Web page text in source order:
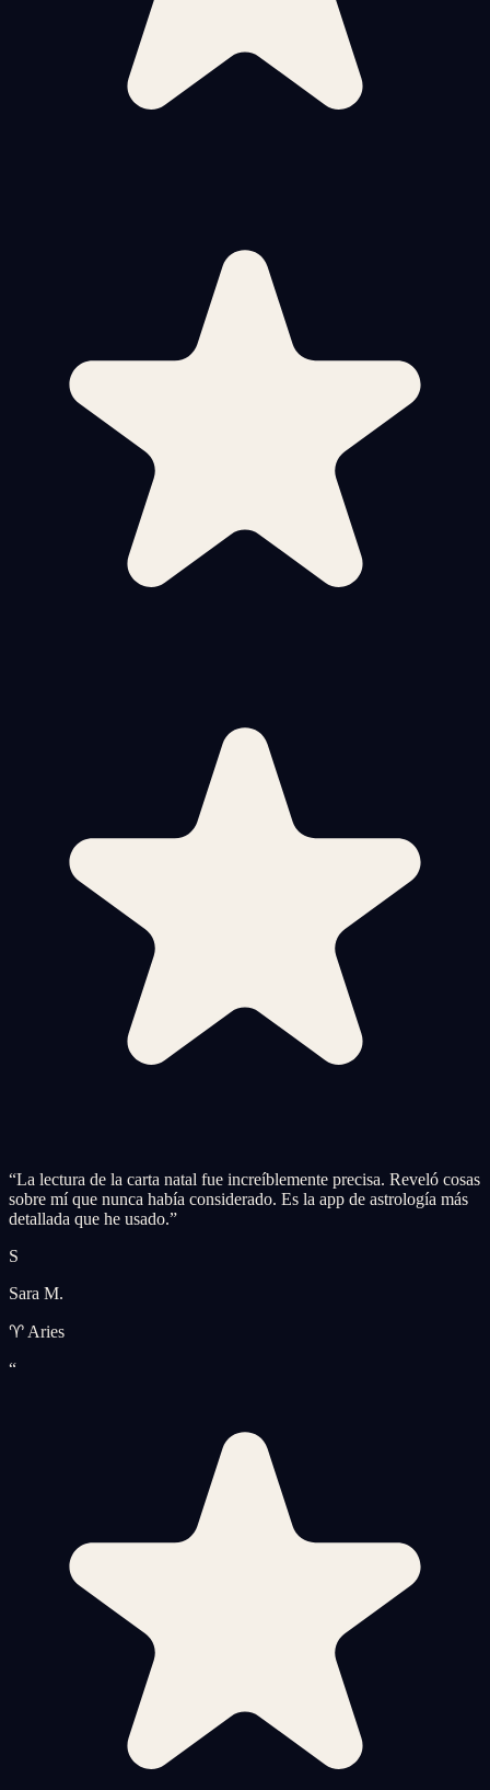
“La lectura de la carta natal fue increíblemente precisa. Reveló cosas
sobre mí que nunca había considerado. Es la app de astrología más
detallada que he usado.”
S
Sara M.
♈ Aries
“